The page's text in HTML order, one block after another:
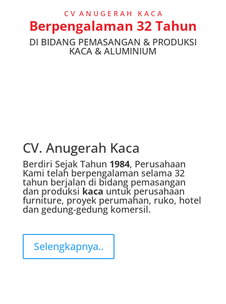
C V A N U G E R A H K A C A
Berpengalaman 32 Tahun
DI BIDANG PEMASANGAN & PRODUKSI
KACA & ALUMINIUM
CV. Anugerah Kaca
Berdiri Sejak Tahun 1984, Perusahaan
Kami telah berpengalaman selama 32
tahun berjalan di bidang pemasangan
dan produksi kaca untuk perusahaan
furniture, proyek perumahan, ruko, hotel
dan gedung-gedung komersil.
Selengkapnya..